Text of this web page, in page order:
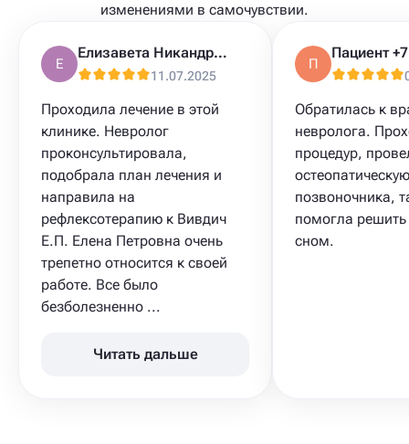
изменениями в самочувствии.
Е
Елизавета Никандрова
11.07.2025
Проходила лечение в этой
клинике. Невролог
проконсультировала,
подобрала план лечения и
направила на
рефлексотерапию к Вивдич
Е.П. Елена Петровна очень
трепетно относится к своей
работе. Все было
безболезненно ...
Читать дальше
П
Обратилась к
невролога.
процедур,
позвоночника,
помогла
сном.